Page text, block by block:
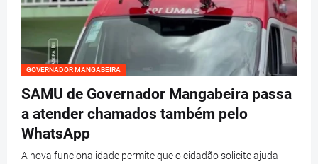
GOVERNADOR MANGABEIRA
SAMU de Governador Mangabeira passa
a atender chamados também pelo
WhatsApp
A nova funcionalidade permite que o cidadão solicite ajuda